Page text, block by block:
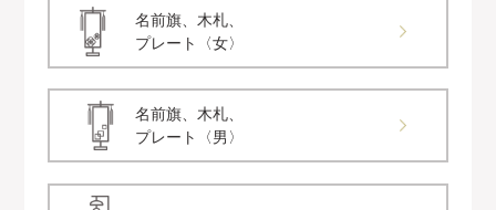
名前旗、木札、
プレート〈女〉
名前旗、木札、
プレート〈男〉